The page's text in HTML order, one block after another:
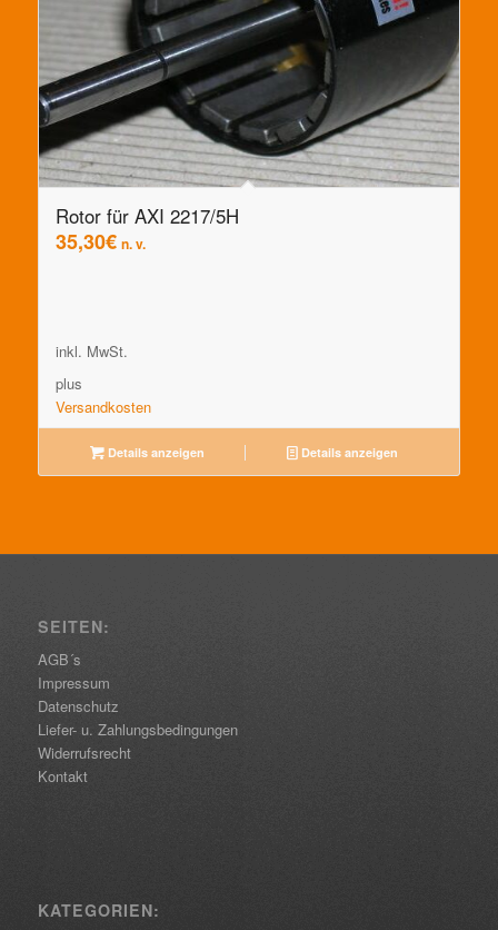
Rotor für AXI 2217/5H
35,30€ n. v.
inkl. MwSt.
plus
Versandkosten
Details anzeigen Details anzeigen
SEITEN:
AGB´s
Impressum
Datenschutz
Liefer- u. Zahlungsbedingungen
Widerrufsrecht
Kontakt
KATEGORIEN: